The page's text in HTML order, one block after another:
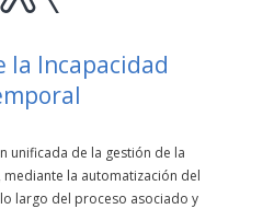
la Incapacidad
unificada de la gestión de la
la automatización del
largo del proceso asociado y